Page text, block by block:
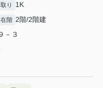
り 1K
階 2階/2階建
－３